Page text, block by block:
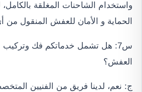
واستخدام الشاحنات المغلقة بالكامل،
الحماية و الأمان للعفش المنقول
س7: هل تشمل خدماتكم فك وتركيب
العفش؟
ج: نعم، لدينا فريق من الفنيين